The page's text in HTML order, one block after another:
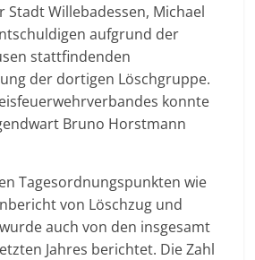
Stadt Willebadessen, Michael
aufgrund der
stattfindenden
der dortigen Löschgruppe.
konnte
Bruno Horstmann
Tagesordnungspunkten wie
von Löschzug und
auch von den insgesamt
Jahres berichtet. Die Zahl